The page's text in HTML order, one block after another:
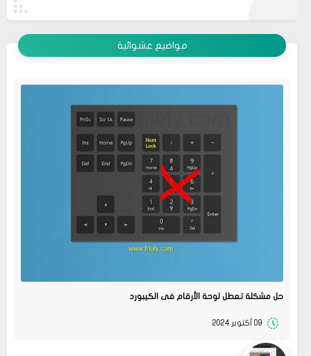
مواضيع عشوائية
حل مشكلة تعطل لوحة الأرقام فى الكيبورد
09 أكتوبر 2024